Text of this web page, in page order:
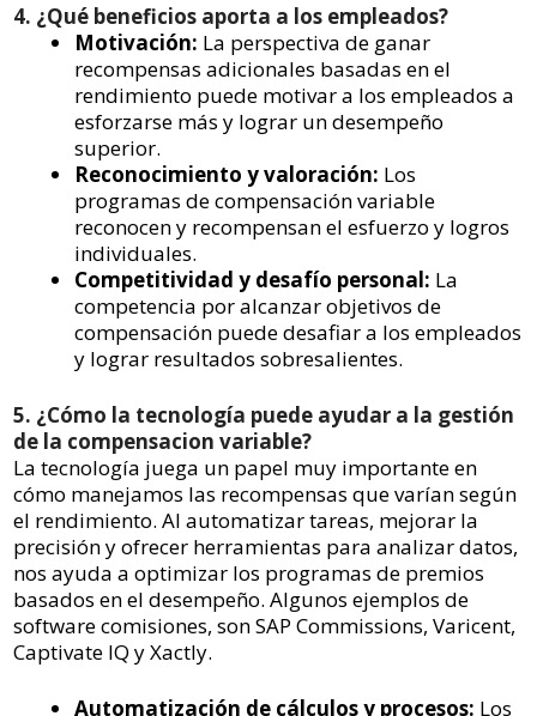
4. ¿Qué beneficios aporta a los empleados?
Motivación: La perspectiva de ganar
recompensas adicionales basadas en el
rendimiento puede motivar a los empleados a
esforzarse más y lograr un desempeño
superior.
Reconocimiento y valoración: Los
programas de compensación variable
reconocen y recompensan el esfuerzo y logros
individuales.
Competitividad y desafío personal: La
competencia por alcanzar objetivos de
compensación puede desafiar a los empleados
y lograr resultados sobresalientes.
5. ¿Cómo la tecnología puede ayudar a la gestión
de la compensacion variable?
La tecnología juega un papel muy importante en
cómo manejamos las recompensas que varían según
el rendimiento. Al automatizar tareas, mejorar la
precisión y ofrecer herramientas para analizar datos,
nos ayuda a optimizar los programas de premios
basados en el desempeño. Algunos ejemplos de
software comisiones, son SAP Commissions, Varicent,
Captivate IQ y Xactly.
Automatización de cálculos y procesos: Los